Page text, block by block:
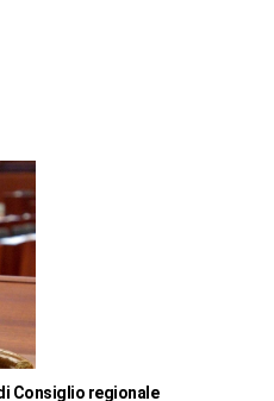
Consiglio regionale